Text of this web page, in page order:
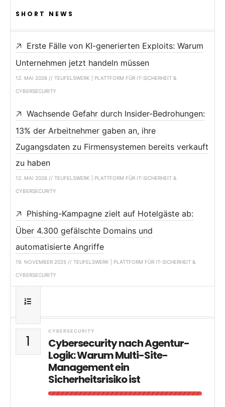
SHORT NEWS
Erste Fälle von KI-generierten Exploits: Warum
Unternehmen jetzt handeln müssen
12. MAI 2026 // TEUFELSWERK | PLATTFORM FÜR IT-SICHERHEIT &
CYBERSECURITY
Wachsende Gefahr durch Insider-Bedrohungen:
13% der Arbeitnehmer gaben an, ihre
Zugangsdaten zu Firmensystemen bereits verkauft
zu haben
12. MAI 2026 // TEUFELSWERK | PLATTFORM FÜR IT-SICHERHEIT &
CYBERSECURITY
Phishing-Kampagne zielt auf Hotelgäste ab:
Über 4.300 gefälschte Domains und
automatisierte Angriffe
19. NOVEMBER 2025 // TEUFELSWERK | PLATTFORM FÜR IT-SICHERHEIT &
CYBERSECURITY
1
CYBERSECURITY
Cybersecurity nach Agentur-
Logik: Warum Multi-Site-
Management ein
Sicherheitsrisiko ist